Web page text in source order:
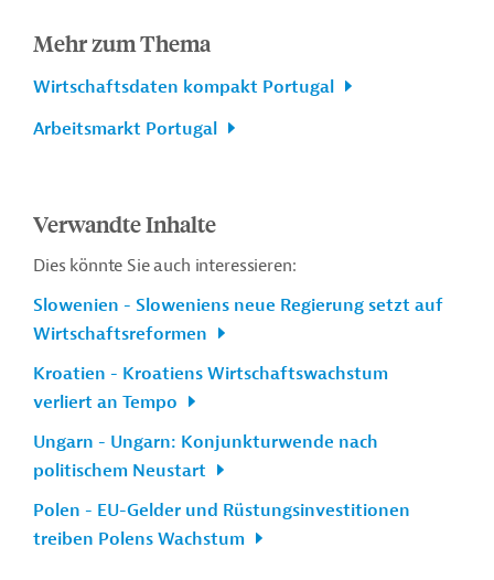
Mehr zum Thema
Wirtschaftsdaten kompakt Portugal
Arbeitsmarkt Portugal
Verwandte Inhalte
Dies könnte Sie auch interessieren:
Slowenien - Sloweniens neue Regierung setzt auf
Wirtschaftsreformen
Kroatien - Kroatiens Wirtschaftswachstum
verliert an Tempo
Ungarn - Ungarn: Konjunkturwende nach
politischem Neustart
Polen - EU-Gelder und Rüstungsinvestitionen
treiben Polens Wachstum